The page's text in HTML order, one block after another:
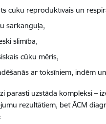
cūku reproduktīvais un
sarkanguļa,
slimība,
cūku mēris,
ar toksīniem, indēm
parasti uzstāda kompleksi –
rezultātiem, bet ĀCM